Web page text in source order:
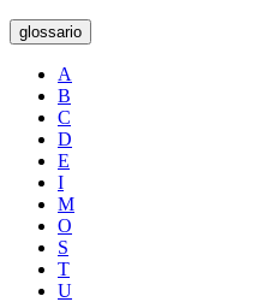
glossario
A
B
C
D
E
I
M
O
S
T
U